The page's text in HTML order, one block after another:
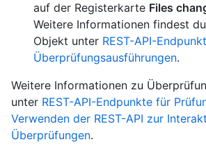
auf der Registerkarte Files
Weitere Informationen findest
Objekt unter REST-API-
Überprüfungsausführungen.
Weitere Informationen zu
unter REST-API-Endpunkte für
Verwenden der REST-API zur
Überprüfungen.